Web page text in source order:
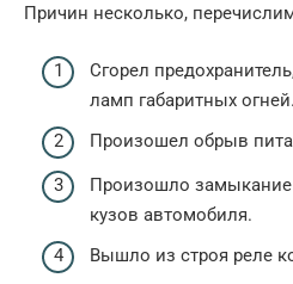
Причин несколько,
Сгорел
ламп габаритных огней.
Произошел обрыв
Произошло
кузов автомобиля.
Вышло из строя реле